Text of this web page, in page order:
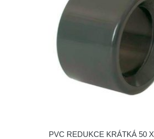
PVC REDUKCE KRÁTKÁ 50